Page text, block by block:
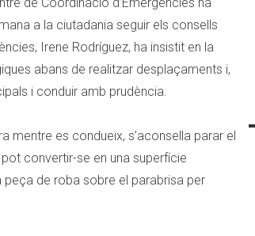
a la ciutadania seguir els consells
Irene Rodríguez, ha insistit en la
abans de realitzar desplaçaments i,
i conduir amb prudència.
mentre es condueix, s’aconsella parar el
convertir-se en una superfície
peça de roba sobre el parabrisa per